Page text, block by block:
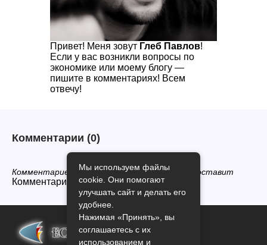
Привет! Меня зовут Глеб Павлов!
Если у вас возникли вопросы по
экономике или моему блогу —
пишите в комментариях! Всем
отвечу!
Комментарии (0)
Комментариев нет, будьте первым кто его оставит
Комментарии закрыты.
Мы используем файлы
cookie. Они помогают
улучшать сайт и делать его
удобнее.
Нажимая «Принять», вы
соглашаетесь с их
использованием и